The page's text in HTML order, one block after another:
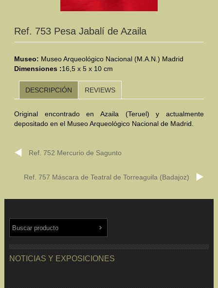
CATÁLOGO
Clasificaciones
Mundo Romano
Otras Civilizaciones
BUSCAR
Ref. 753 Pesa Jabalí de Azaila
Museo: Museo Arqueológico Nacional (M.A.N.) Madrid
Dimensiones :16,5 x 5 x 10 cm
DESCRIPCIÓN REVIEWS
Original encontrado en Azaila (Teruel) y actualmente
depositado en el Museo Arqueológico Nacional de Madrid.
Ref. 752 Mercurio de Sagunto
Ref. 757 Máscara de Teatral de Torreaguila (Badajoz)
NOTICIAS Y EXPOSICIONES